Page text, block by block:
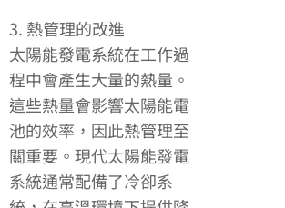
3. 熱管理的改進
太陽能發電系統在工作過
程中會產生大量的熱量。
這些熱量會影響太陽能電
池的效率，因此熱管理至
關重要。現代太陽能發電
系統通常配備了冷卻系